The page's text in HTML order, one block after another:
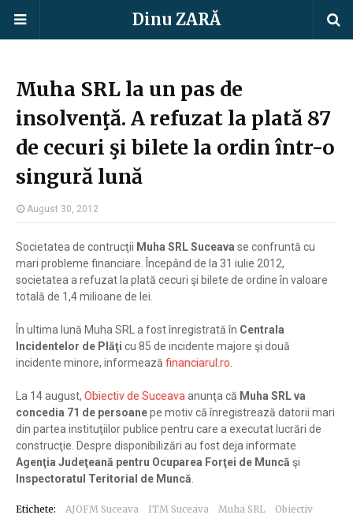
Dinu ZARĂ
Muha SRL la un pas de
insolvenţă. A refuzat la plată 87
de cecuri şi bilete la ordin într-o
singură lună
August 30, 2012
Societatea de contrucţii Muha SRL Suceava se confruntă cu
mari probleme financiare. Începând de la 31 iulie 2012,
societatea a refuzat la plată cecuri şi bilete de ordine în valoare
totală de 1,4 milioane de lei.
În ultima lună Muha SRL a fost înregistrată în Centrala
Incidentelor de Plăţi cu 85 de incidente majore şi două
incidente minore, informează financiarul.ro
La 14 august, Obiectiv de Suceava anunţa că Muha SRL va
concedia 71 de persoanepe motiv că înregistrează datorii mari
din partea instituţiilor publice pentru care a executat lucrări de
construcţie. Despre disponibilizări au fost deja informate
Agenţia Judeţeană pentru Ocuparea Forţei de Muncă şi
Inspectoratul Teritorial de Muncă
Etichete: AJOFM Suceava ITM Suceava Muha SRL Obiectiv